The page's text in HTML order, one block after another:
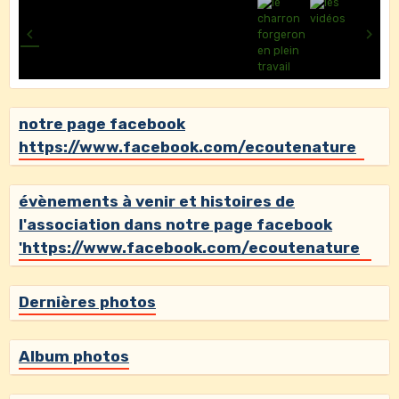
notre page facebook
https://www.facebook.com/ecoutenature
évènements à venir et histoires de
l'association dans notre page facebook
'https://www.facebook.com/ecoutenature
Dernières photos
Album photos